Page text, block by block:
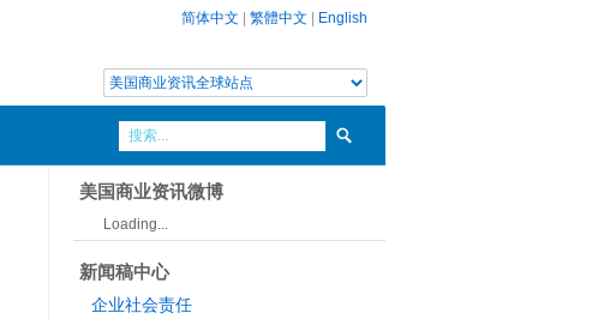
简体中文 繁體中文 English
美国商业资讯微博
Loading...
新闻稿中心
企业社会责任